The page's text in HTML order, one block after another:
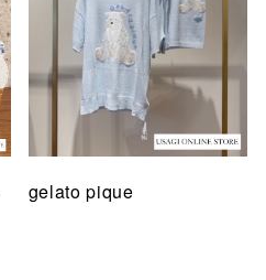
gelato pique